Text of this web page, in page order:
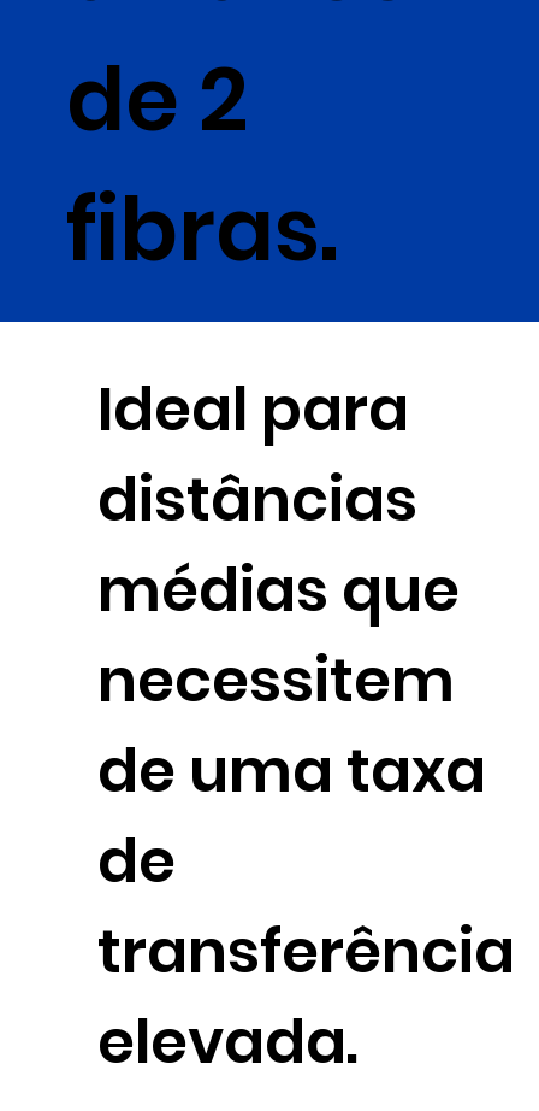
de 2
fibras.
Ideal para
distâncias
médias que
necessitem
de uma taxa
de
transferência
elevada.